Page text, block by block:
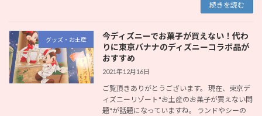
続きを読む
グッズ・お土産
今ディズニーでお菓子が買えない！代わ
りに東京バナナのディズニーコラボ品が
おすすめ
2021年12月16日
ご覧頂きありがとうございます。 現在、東京デ
ィズニーリゾート"お土産のお菓子が買えない問
題"が話題になっていますね。 ランドやシーの